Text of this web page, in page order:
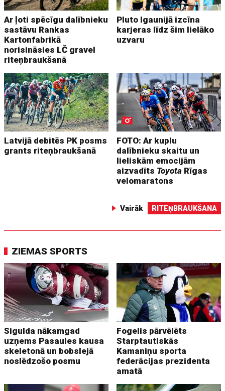
Ar ļoti spēcīgu dalībnieku
sastāvu Rankas
Kartonfabrikā
norisināsies LČ gravel
riteņbraukšanā
Pluto Igaunijā izcīna
karjeras līdz šim lielāko
uzvaru
Latvijā debitēs PK posms
grants riteņbraukšanā
FOTO: Ar kuplu
dalībnieku skaitu un
lieliskām emocijām
aizvadīts Toyota Rīgas
velomaratons
Vairāk RITEŅBRAUKŠANA
ZIEMAS SPORTS
Sigulda nākamgad
uzņems Pasaules kausa
skeletonā un bobslejā
noslēdzošo posmu
Fogelis pārvēlēts
Starptautiskās
Kamaniņu sporta
federācijas prezidenta
amatā